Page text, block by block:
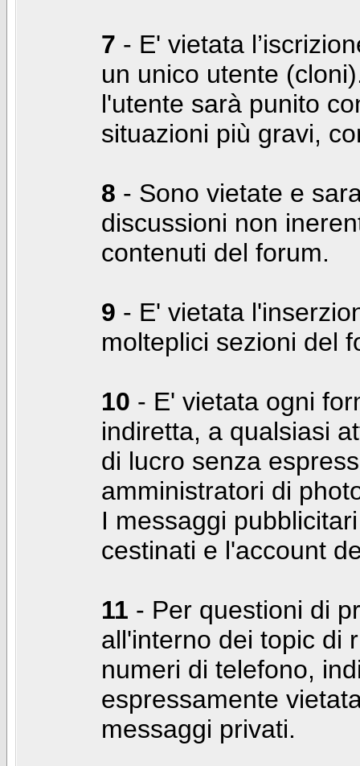
7 - E' vietata
un unico utente
l'utente sarà punito
situazioni più gravi,
8 - Sono vietate e
discussioni non
contenuti del forum.
9 - E' vietata
molteplici sezioni del
10 - E' vietata ogni
indiretta, a qualsiasi
di lucro senza
amministratori di
I messaggi
cestinati e l'account
11 - Per questioni di
all'interno dei topic di
numeri di telefono,
espressamente
messaggi privati.